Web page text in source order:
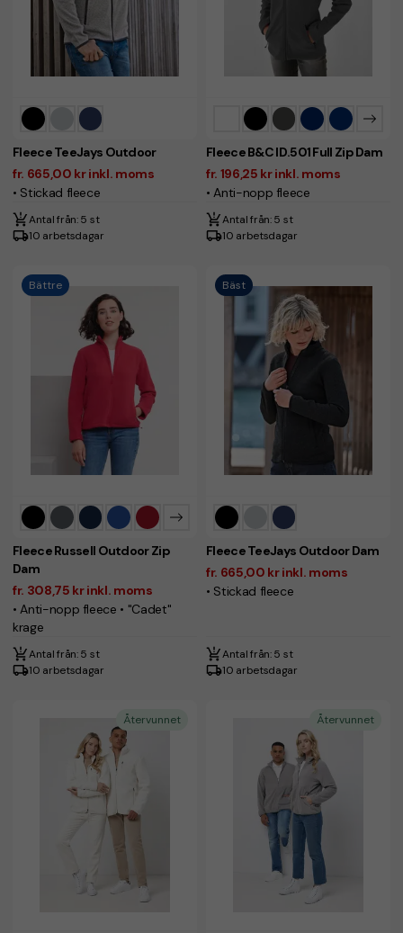
Fleece TeeJays Outdoor
fr. 665,00 kr inkl. moms
• Stickad fleece
Antal från: 5 st
10 arbetsdagar
Fleece B&C ID.501 Full Zip Dam
fr. 196,25 kr inkl. moms
• Anti-nopp fleece
Antal från: 5 st
10 arbetsdagar
Bättre
Fleece Russell Outdoor Zip
Dam
fr. 308,75 kr inkl. moms
• Anti-nopp fleece • "Cadet"
krage
Antal från: 5 st
10 arbetsdagar
Bäst
Fleece TeeJays Outdoor Dam
fr. 665,00 kr inkl. moms
• Stickad fleece
Antal från: 5 st
10 arbetsdagar
Återvunnet Återvunnet